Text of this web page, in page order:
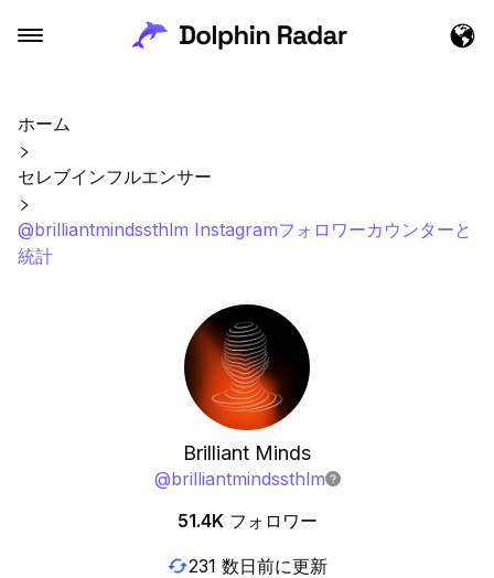
ホーム
セレブインフルエンサー
@brilliantmindssthlm Instagramフォロワーカウンターと
統計
Brilliant Minds
@brilliantmindssthlm
51.4K フォロワー
231 数日前に更新